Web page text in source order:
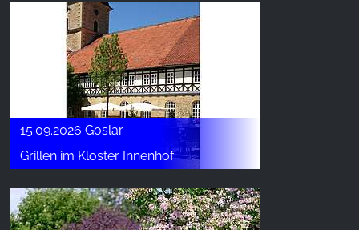
15.09.2026 Goslar
Grillen im Kloster Innenhof